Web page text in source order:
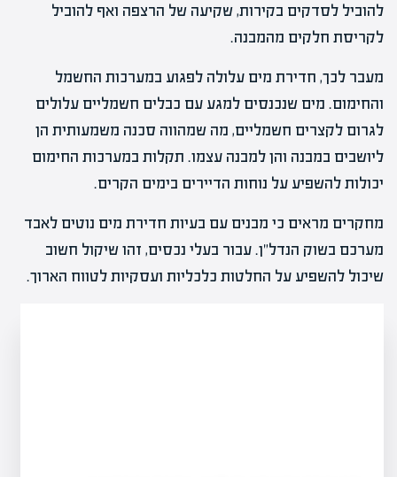
להוביל לסדקים בקירות, שקיעה של הרצפה ואף להוביל
לקריסת חלקים מהמבנה.
מעבר לכך, חדירת מים עלולה לפגוע במערכות החשמל
והחימום. מים שנכנסים למגע עם כבלים חשמליים עלולים
לגרום לקצרים חשמליים, מה שמהווה סכנה משמעותית הן
ליושבים במבנה והן למבנה עצמו. תקלות במערכות החימום
יכולות להשפיע על נוחות הדיירים בימים הקרים.
מחקרים מראים כי מבנים עם בעיות חדירת מים נוטים לאבד
מערכם בשוק הנדל"ן. עבור בעלי נכסים, זהו שיקול חשוב
שיכול להשפיע על החלטות כלכליות ועסקיות לטווח הארוך.